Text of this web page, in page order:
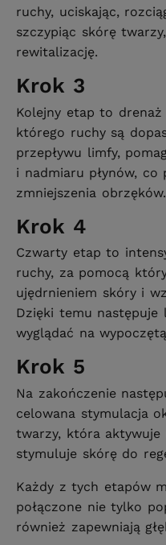
ruchy, uciskając,
szczypiąc skórę
rewitalizację.
Krok 3
Kolejny etap to
którego ruchy są
przepływu limfy,
i nadmiaru płynów, co
zmniejszenia obrzęków.
Krok 4
Czwarty etap to
ruchy, za pomocą
ujędrnieniem skóry i
Dzięki temu
wyglądać na
Krok 5
Na zakończenie
celowana stymulacja
twarzy, która
stymuluje skórę do
Każdy z tych etapów
połączone nie tylko
również zapewniają